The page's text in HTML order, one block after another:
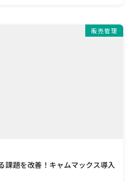
販売管理
課題を改善！キャムマックス導入